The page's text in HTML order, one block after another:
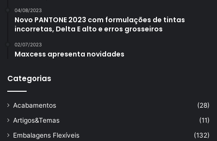
04/08/2023
Novo PANTONE 2023 com formulações de tintas
incorretas, Delta E alto e erros grosseiros
02/07/2023
Maxcess apresenta novidades
Categorias
Acabamentos
(28)
Artigos&Temas
(11)
Embalagens Flexíveis
(132)